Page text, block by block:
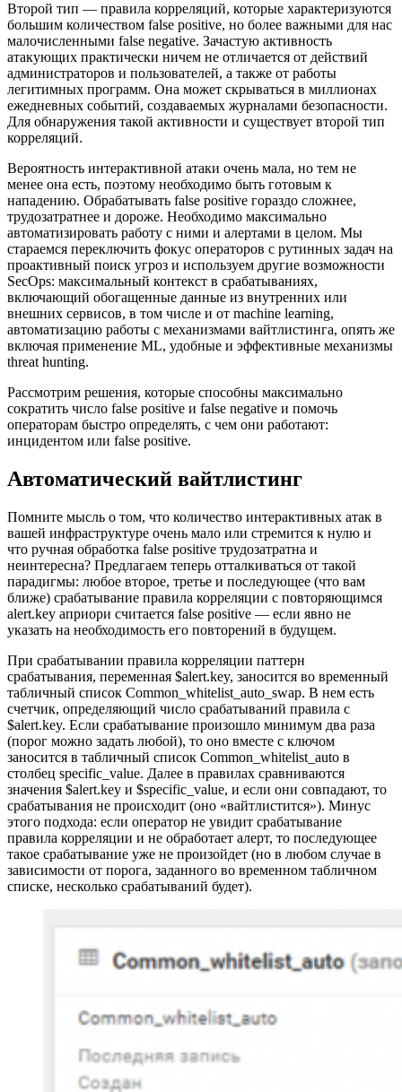
Второй тип — правила корреляций, которые характеризуются
большим количеством false positive, но более важными для нас
малочисленными false negative. Зачастую активность
атакующих практически ничем не отличается от действий
администраторов и пользователей, а также от работы
легитимных программ. Она может скрываться в миллионах
ежедневных событий, создаваемых журналами безопасности.
Для обнаружения такой активности и существует второй тип
корреляций.
Вероятность интерактивной атаки очень мала, но тем не
менее она есть, поэтому необходимо быть готовым к
нападению. Обрабатывать false positive гораздо сложнее,
трудозатратнее и дороже. Необходимо максимально
автоматизировать работу с ними и алертами в целом. Мы
стараемся переключить фокус операторов с рутинных задач на
проактивный поиск угроз и используем другие возможности
SecOps: максимальный контекст в срабатываниях,
включающий обогащенные данные из внутренних или
внешних сервисов, в том числе и от machine learning,
автоматизацию работы с механизмами вайтлистинга, опять же
включая применение ML, удобные и эффективные механизмы
threat hunting.
Рассмотрим решения, которые способны максимально
сократить число false positive и false negative и помочь
операторам быстро определять, с чем они работают:
инцидентом или false positive.
Автоматический вайтлистинг
Помните мысль о том, что количество интерактивных атак в
вашей инфраструктуре очень мало или стремится к нулю и
что ручная обработка false positive трудозатратна и
неинтересна? Предлагаем теперь отталкиваться от такой
парадигмы: любое второе, третье и последующее (что вам
ближе) срабатывание правила корреляции с повторяющимся
alert.key априори считается false positive — если явно не
указать на необходимость его повторений в будущем.
При срабатывании правила корреляции паттерн
срабатывания, переменная $alert.key, заносится во временный
табличный список Common_whitelist_auto_swap. В нем есть
счетчик, определяющий число срабатываний правила с
$alert.key. Если срабатывание произошло минимум два раза
(порог можно задать любой), то оно вместе с ключом
заносится в табличный список Common_whitelist_auto в
столбец specific_value. Далее в правилах сравниваются
значения $alert.key и $specific_value, и если они совпадают, то
срабатывания не происходит (оно «вайтлистится»). Минус
этого подхода: если оператор не увидит срабатывание
правила корреляции и не обработает алерт, то последующее
такое срабатывание уже не произойдет (но в любом случае в
зависимости от порога, заданного во временном табличном
списке, несколько срабатываний будет).